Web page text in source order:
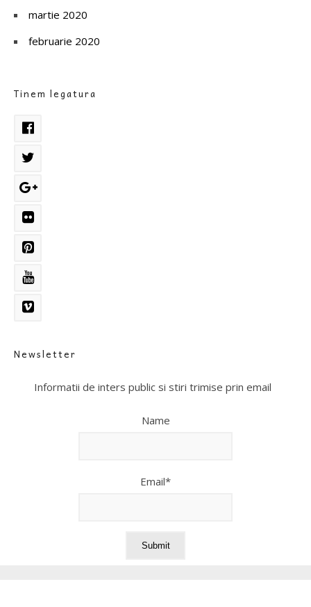
martie 2020
februarie 2020
Tinem legatura
Newsletter
Informatii de inters public si stiri trimise prin email
Name
Email*